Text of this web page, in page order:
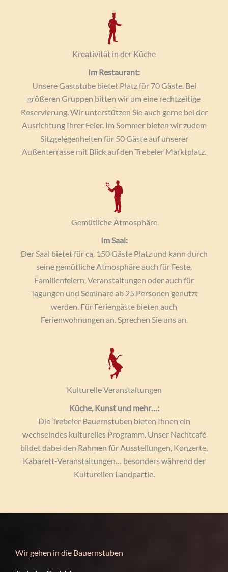
Kreativität in der Küche
Im Restaurant:
Unsere Gaststube bietet Platz für 70 Gäste. Bei
größeren Gruppen bitten wir um eine rechtzeitige
Reservierung. Wir unterstützen Sie auch gerne bei der
Ausrichtung Ihrer Feier. Im Sommer bieten wir zudem
Sitzgelegenheiten für 50 Gäste auf unserer
Außenterrasse mit Blick auf den Trebeler Marktplatz.
Gemütliche Atmosphäre
Im Saal:
Der Saal bietet für ca. 150 Gäste Platz und kann durch
seine gemütliche Atmosphäre auch für Feste,
Familienfeiern, Veranstaltungen oder auch für
Tagungen und Seminare ab 25 Personen genutzt
werden. Für Feriengäste bieten auch
Ferienwohnungen an. Sprechen Sie uns an.
Kulturelle Veranstaltungen
Küche, Kunst und mehr…:
Die Trebeler Bauernstuben bieten Ihnen ein
wechselndes kulturelles Programm. Unser Nachtcafé
bildet dabei den Rahmen für Ausstellungen, Konzerte,
Kabarett-Veranstaltungen… besonders während der
Kulturellen Landpartie.
Wir gehen in die Bauernstuben